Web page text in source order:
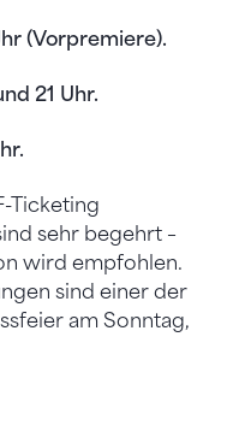
(Vorpremiere).
21 Uhr.
Ticketing
sehr begehrt –
wird empfohlen.
sind einer der
am Sonntag,